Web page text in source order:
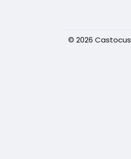
© 2026 Castocus